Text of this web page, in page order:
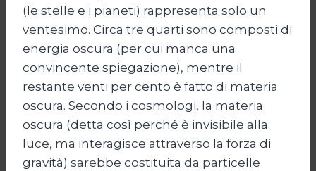
(le stelle e i pianeti) rappresenta solo un
ventesimo. Circa tre quarti sono composti di
energia oscura (per cui manca una
convincente spiegazione), mentre il
restante venti per cento è fatto di materia
oscura. Secondo i cosmologi, la materia
oscura (detta così perché è invisibile alla
luce, ma interagisce attraverso la forza di
gravità) sarebbe costituita da particelle